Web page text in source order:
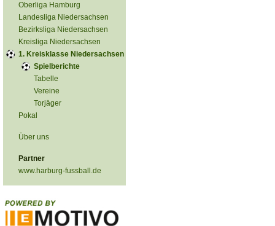
Oberliga Hamburg
Landesliga Niedersachsen
Bezirksliga Niedersachsen
Kreisliga Niedersachsen
1. Kreisklasse Niedersachsen
Spielberichte
Tabelle
Vereine
Torjäger
Pokal
Über uns
Partner
www.harburg-fussball.de